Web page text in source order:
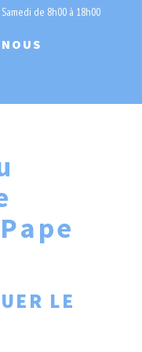
de 8h00 à 18h00
LE